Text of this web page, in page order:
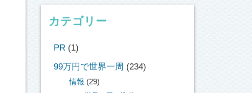
カテゴリー
PR (1)
99万円で世界一周 (234)
情報 (29)